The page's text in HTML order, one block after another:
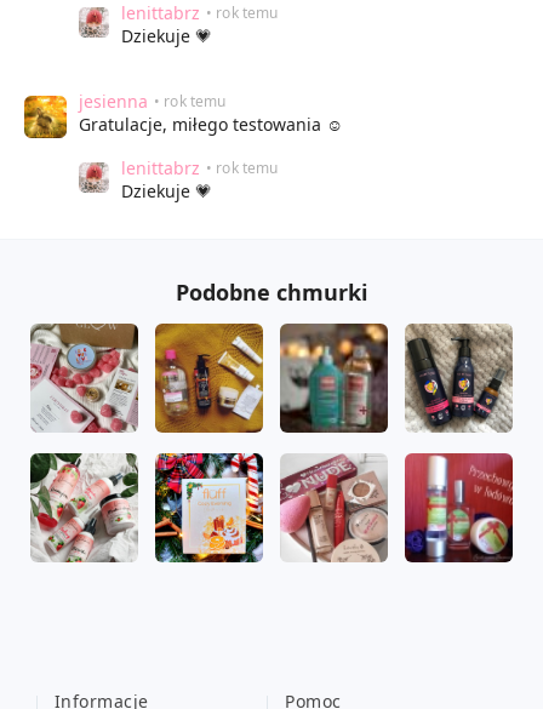
lenittabrz • rok temu
Dziekuje 💗
jesienna • rok temu
Gratulacje, miłego testowania ☺️
lenittabrz • rok temu
Dziekuje 💗
Podobne chmurki
Informacje Pomoc